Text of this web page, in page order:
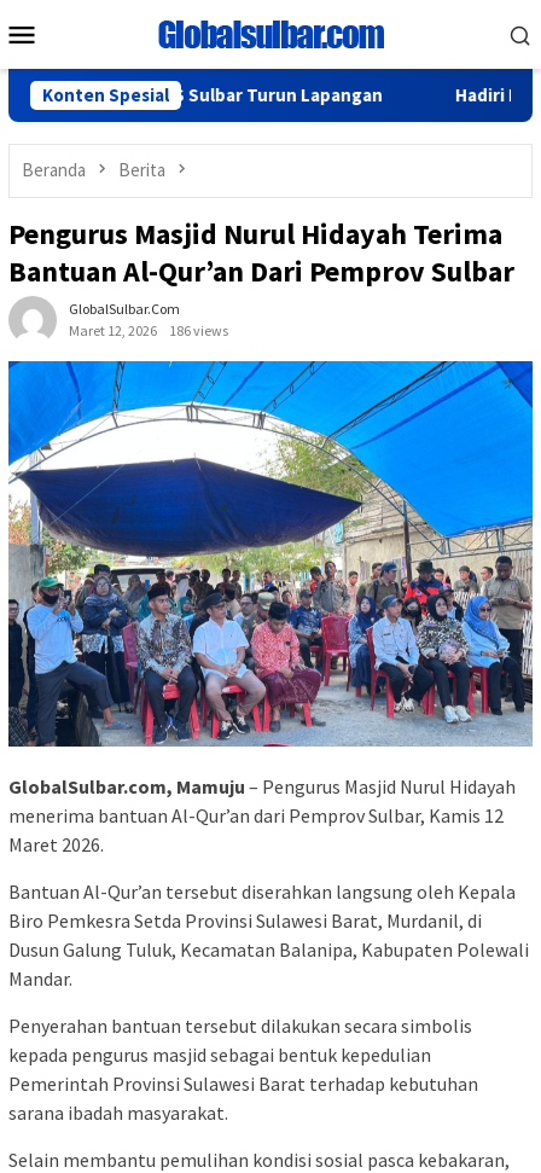
ke
Mobile
Konten Spesial
dan BPS Sulbar Turun Lapangan Hadiri Rakor, Biro
Beranda Berita
Pengurus Masjid Nurul Hidayah Terima
Bantuan Al-Qur’an Dari Pemprov Sulbar
GlobalSulbar.com
Maret 12, 2026
186 views
GlobalSulbar.com, Mamuju – Pengurus Masjid Nurul Hidayah
menerima bantuan Al-Qur’an dari Pemprov Sulbar, Kamis 12
Maret 2026.
Bantuan Al-Qur’an tersebut diserahkan langsung oleh Kepala
Biro Pemkesra Setda Provinsi Sulawesi Barat, Murdanil, di
Dusun Galung Tuluk, Kecamatan Balanipa, Kabupaten Polewali
Mandar.
Penyerahan bantuan tersebut dilakukan secara simbolis
kepada pengurus masjid sebagai bentuk kepedulian
Pemerintah Provinsi Sulawesi Barat terhadap kebutuhan
sarana ibadah masyarakat.
Selain membantu pemulihan kondisi sosial pasca kebakaran,